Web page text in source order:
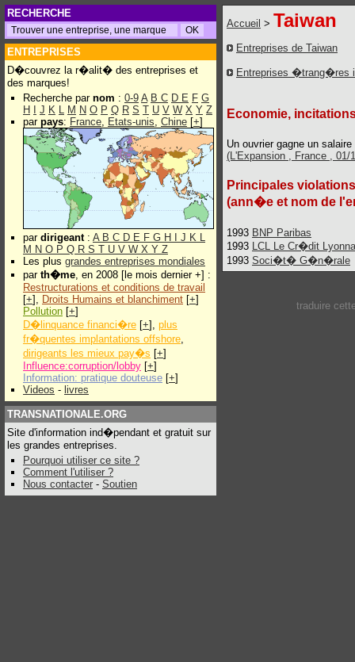
RECHERCHE
ENTREPRISES
D�couvrez la r�alit� des entreprises et
des marques!
Recherche par nom : 0-9 A B C D E F G
H
J K L M N O P Q R S T U V W X Y Z
par pays: France, Etats-unis, Chine [+]
par dirigeant: A B C D E F G H J K L
M N O P Q R S T U V W X Y Z
Les plus grandes entreprises mondiales
par th�me, en 2008 [le mois dernier +] :
Restructurations et conditions de travail
[+], Droits Humains et blanchiment [+]
Pollution [+]
D�linquance financi�re [+], plus
fr�quentes implantations offshore,
dirigeants les mieux pay�s [+]
Influence:corruption/lobby [+]
Information: pratique douteuse [+]
Videos - livres
TRANSNATIONALE.ORG
Site d'information ind�pendant et gratuit sur
les grandes entreprises.
Pourquoi utiliser ce site ?
Comment l'utiliser ?
Nous contacter - Soutien
Accueil > Taiwan
Entreprises de Taiwan
Entreprises �trang�res
Economie,
Un ouvrier gagne un
(L'Expansion , France , 01/
Principales
(ann�e et nom de
1993 BNP Paribas
1993 LCL Le Cr�dit
1993 Soci�t� G�n�rale
traduire